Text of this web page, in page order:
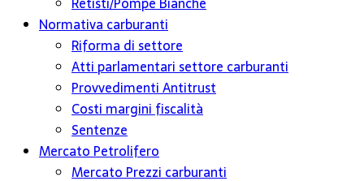
Normativa carburanti
Riforma di settore
Atti parlamentari settore carburanti
Provvedimenti Antitrust
Costi margini fiscalità
Sentenze
Mercato Petrolifero
Mercato Prezzi carburanti